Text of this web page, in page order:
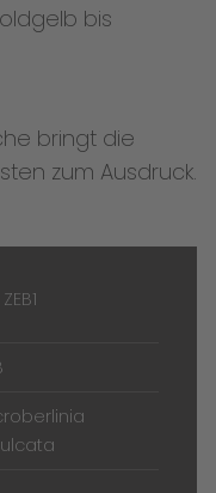
bis
bringt die
zum Ausdruck.